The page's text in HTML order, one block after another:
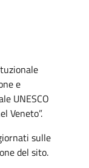
e
UNESCO
Veneto”.
sulle
del sito.